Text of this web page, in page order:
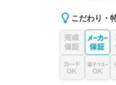
こだわり・